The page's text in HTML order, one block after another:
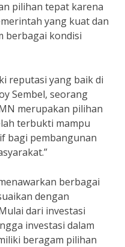
pilihan tepat karena
yang kuat dan
berbagai kondisi
reputasi yang baik di
Sembel, seorang
merupakan pilihan
terbukti mampu
bagi pembangunan
berbagai
dengan
dari investasi
investasi dalam
beragam pilihan